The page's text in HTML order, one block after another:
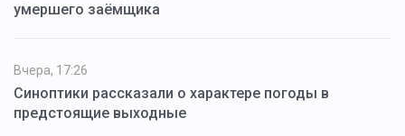
умершего заёмщика
Вчера, 17:26
Синоптики рассказали о характере погоды в
предстоящие выходные